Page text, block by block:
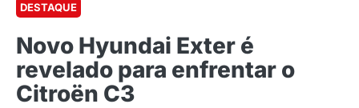
DESTAQUE
Novo Hyundai Exter é
revelado para enfrentar o
Citroën C3